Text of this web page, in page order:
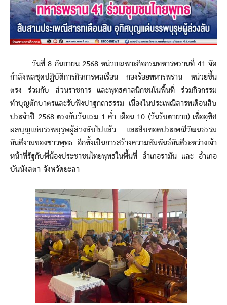
วันที่ 8 กันยายน 2568 หน่วยเฉพาะกิจกรมทหารพรานที่ 41 จัด
กำลังพลชุดปฏิบัติการกิจการพลเรือน กองร้อยทหารพราน หน่วยขึ้น
ตรง ร่วมกับ ส่วนราชการ และพุทธศาสนิกชนในพื้นที่ ร่วมกิจกรรม
ทำบุญตักบาตรและรับฟังปาฐกถาธรรม เนื่องในประเพณีสารทเดือนสิบ
ประจำปี 2568 ตรงกับวันแรม 1 ค่ำ เดือน 10 (วันรับตายาย) เพื่ออุทิศ
ผลบุญแก่บรรพบุรุษผู้ล่วงลับไปแล้ว และสืบทอดประเพณีวัฒนธรรม
อันดีงามของชาวพุทธ อีกทั้งเป็นการสร้างความสัมพันธ์อันดีระหว่างเจ้า
หน้าที่รัฐกับพี่น้องประชาชนไทยพุทธในพื้นที่ อำเภอรามัน และ อำเภอ
บันนังสตา จังหวัดยะลา